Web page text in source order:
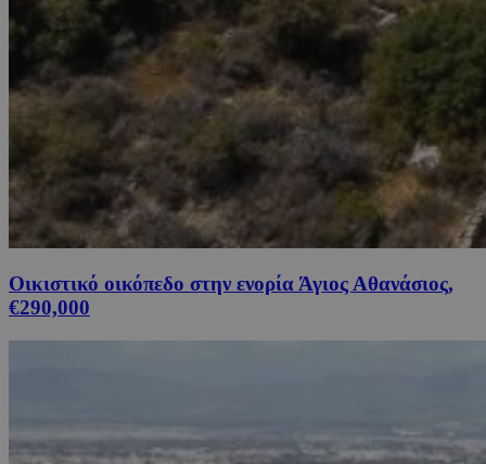
Οικιστικό οικόπεδο στην ενορία Άγιος Αθανάσιος,
€290,000